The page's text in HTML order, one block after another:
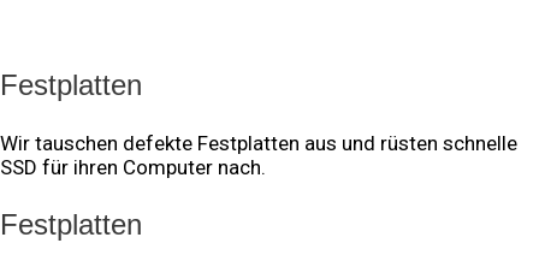
Festplatten
Wir tauschen defekte Festplatten aus und rüsten schnelle
SSD für ihren Computer nach.
Festplatten